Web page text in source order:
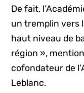
De fait,
un tremplin vers
haut niveau de
région »,
cofondateur de
Leblanc.